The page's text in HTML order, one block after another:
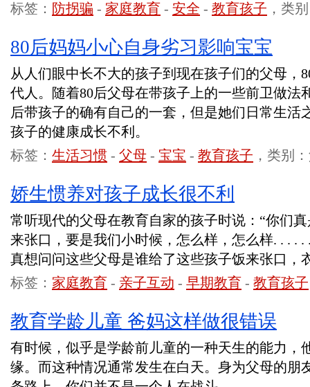
标签： 防拐骗 - 家庭教育 - 安全 - 教育孩子 ，类
80后妈妈小心自身劣习影响宝宝
从人们眼中长不大的孩子到现在孩子们的父母，
代人。随着80后父母在带孩子上的一些前卫做法
后带孩子的确有自己的一套，但是她们日常生活
孩子的健康成长不利。
标签： 生活习惯 - 父母 - 宝宝 - 教育孩子 ，类别
娇生惯养对孩子成长很不利
常听现代的父母在教育自家的孩子时说：“你们
来张口，要是我们小时候，怎么样，怎么样. . . .
真想问问这些父母是谁给了这些孩子饭来张口，
标签： 家庭教育 - 亲子互动 - 早期教育 - 教育孩子
教育学龄儿童 爸妈这样做很错误
有时候，似乎是学龄前儿童的一种天生的能力，
缘。而这种情况通常发生在白天。身为父母的朋